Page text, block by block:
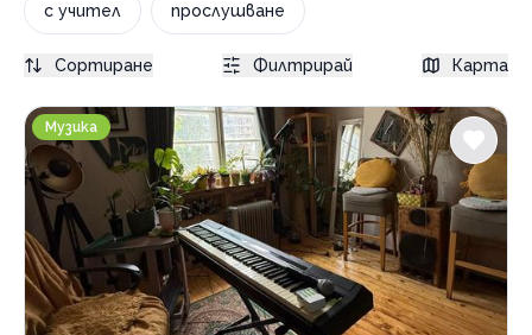
с учител прослушване
ViPart School школа по изкуства
Музика
Сортиране Филтрирай Карта
София
Център
Услуги
Класическо пеене
прослушване
с учител